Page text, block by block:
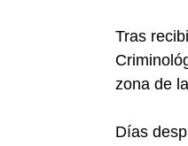
Tras
zona de
Días